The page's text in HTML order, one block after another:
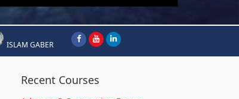
ISLAM GABER
Recent Courses